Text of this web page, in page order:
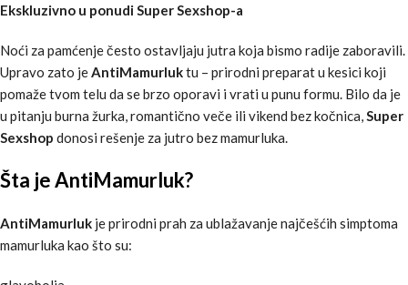
Ekskluzivno u ponudi Super Sexshop-a
Noći za pamćenje često ostavljaju jutra koja bismo radije zaboravili.
Upravo zato jeAntiMamurluktu – prirodni preparat u kesici koji
pomaže tvom telu da se brzo oporavi i vrati u punu formu. Bilo da je
u pitanju burna žurka, romantično veče ili vikend bez kočnica,Super
Sexshop donosi rešenje za jutro bez mamurluka.
Šta je AntiMamurluk?
AntiMamurluk je prirodni prah za ublažavanje najčešćih simptoma
mamurluka kao što su: